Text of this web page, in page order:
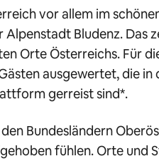
vor allem im
Bludenz. Das
Orte Österreichs. Für
ausgewertet, die in
gerreist sind*.
Bundesländern
fühlen. Orte und